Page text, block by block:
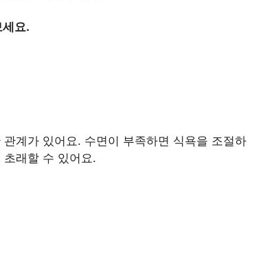
요.
계가 있어요. 수면이 부족하면 식욕을 조절하
래할 수 있어요.